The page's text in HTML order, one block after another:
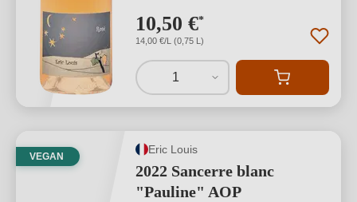
10,50 €*
14,00 €/L (0,75 L)
1
VEGAN
Eric Louis
2022 Sancerre blanc
"Pauline" AOP